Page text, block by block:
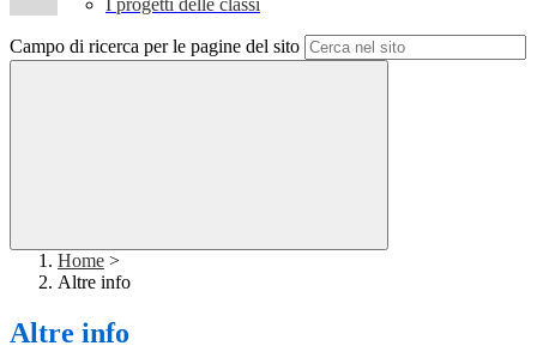
I progetti delle classi
Campo di ricerca per le pagine del sito
Home >
Altre info
Altre info